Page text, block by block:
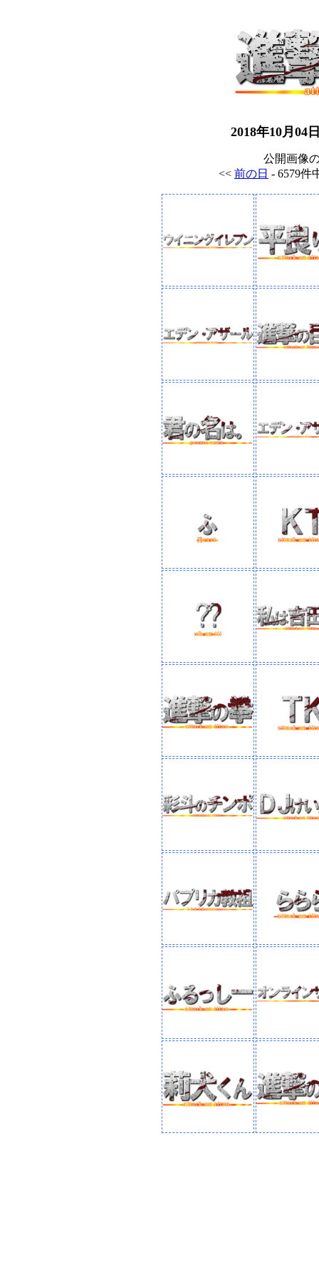
2018年10月04
公開画像
<< 前の日 - 6579件